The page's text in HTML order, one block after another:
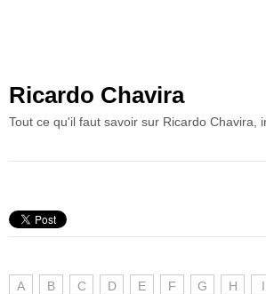
Ricardo Chavira
Tout ce qu'il faut savoir sur Ricardo Chavira,
A B C D E F G H I